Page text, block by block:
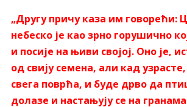
„Другу причу каза им говорећи:
небеско је као зрно горушично
и посије на њиви својој. Оно је,
од свију семена, али кад
свега поврћа, и буде дрво да
долазе и настањују се на